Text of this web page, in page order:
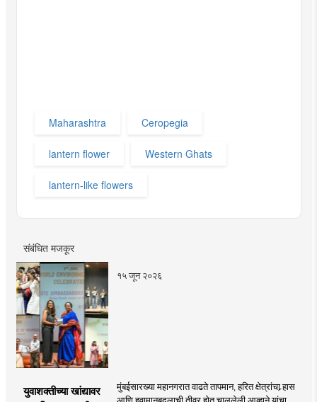
Maharashtra Ceropegia
lantern flower Western Ghats
lantern-like flowers
संबंधित मजकूर
१५ जून २०२६
युवाशक्तीच्या खांद्यावर
मुंबईसारख्या महानगरात वाढते तापमान, हरित क्षेत्रांचा र्‍हास